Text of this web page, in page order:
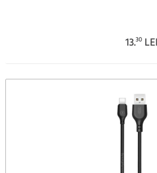
13.30 LEI